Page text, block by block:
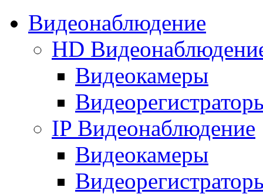
Видеонаблюдение
HD
Видеокамеры
IP Видеонаблюдение
Видеокамеры